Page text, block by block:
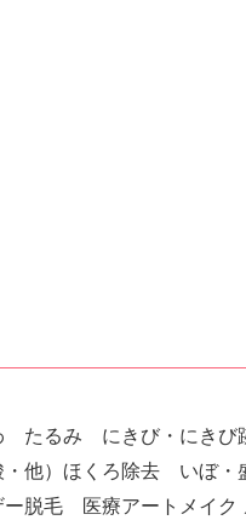
るみ にきび・にきび
・他）ほくろ除去 い
脱毛 医療アートメイ